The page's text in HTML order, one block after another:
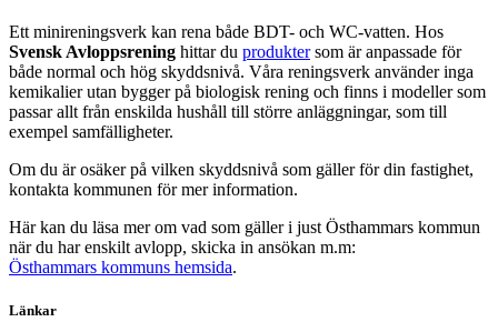
Ett minireningsverk kan rena både BDT- och WC-vatten. Hos
Svensk Avloppsrening hittar du produktersom är anpassade för
både normal och hög skyddsnivå. Våra reningsverk använder inga
kemikalier utan bygger på biologisk rening och finns i modeller som
passar allt från enskilda hushåll till större anläggningar, som till
exempel samfälligheter.
Om du är osäker på vilken skyddsnivå som gäller för din fastighet,
kontakta kommunen för mer information.
Här kan du läsa mer om vad som gäller i just Östhammars kommun
när du har enskilt avlopp, skicka in ansökan m.m:
Östhammars kommuns hemsida.
Länkar